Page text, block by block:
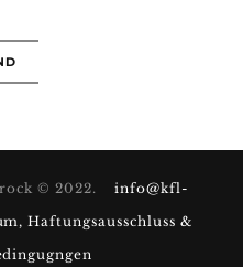
© 2022.
info@kfl-
Haftungsausschluss &